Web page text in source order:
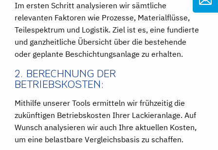
Im ersten Schritt analysieren wir sämtliche
relevanten Faktoren wie Prozesse, Materialflüsse,
Teilespektrum und Logistik. Ziel ist es, eine fundierte
und ganzheitliche Übersicht über die bestehende
oder geplante Beschichtungsanlage zu erhalten.
2. BERECHNUNG DER
BETRIEBSKOSTEN:
Mithilfe unserer Tools ermitteln wir frühzeitig die
zukünftigen Betriebskosten Ihrer Lackieranlage. Auf
Wunsch analysieren wir auch Ihre aktuellen Kosten,
um eine belastbare Vergleichsbasis zu schaffen.